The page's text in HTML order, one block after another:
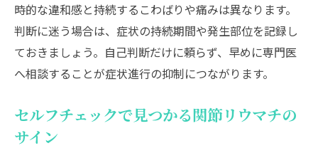
時的な違和感と持続するこわばりや痛みは異なります。
判断に迷う場合は、症状の持続期間や発生部位を記録し
ておきましょう。自己判断だけに頼らず、早めに専門医
へ相談することが症状進行の抑制につながります。
セルフチェックで見つかる関節リウマチの
サイン